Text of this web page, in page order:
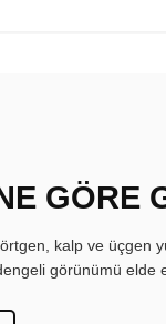
GÖRE
kalp ve üçgen
görünümü elde